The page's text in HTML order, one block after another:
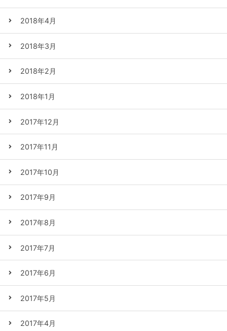
2018年4月
2018年3月
2018年2月
2018年1月
2017年12月
2017年11月
2017年10月
2017年9月
2017年8月
2017年7月
2017年6月
2017年5月
2017年4月